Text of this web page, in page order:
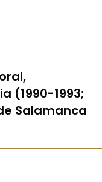
(1990-1993;
Salamanca